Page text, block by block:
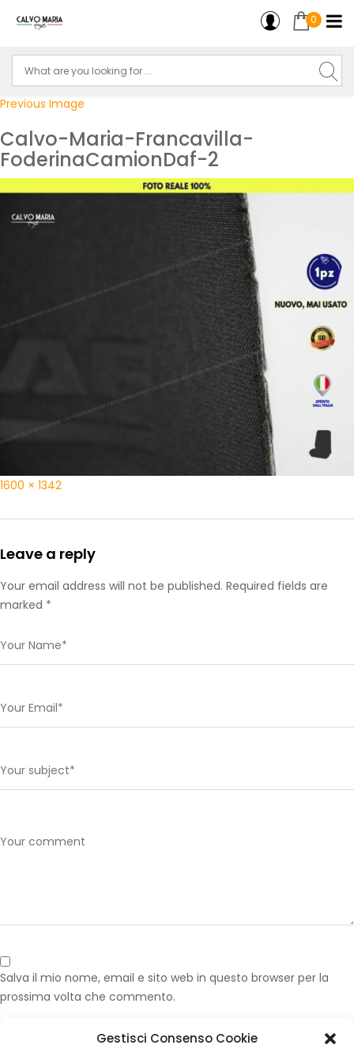
Gestisci Consenso Cookie
0
Previous Image
Calvo-Maria-Francavilla-
FoderinaCamionDaf-2
1600 × 1342
Leave a reply
Your email address will not be published. Required fields are
marked *
Salva il mio nome, email e sito web in questo browser per la
prossima volta che commento.